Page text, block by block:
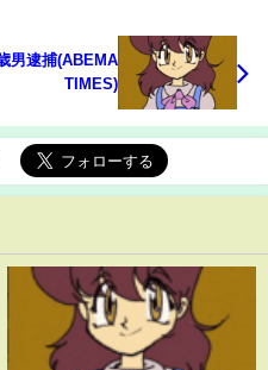
男逮捕(ABEMA
TIMES)